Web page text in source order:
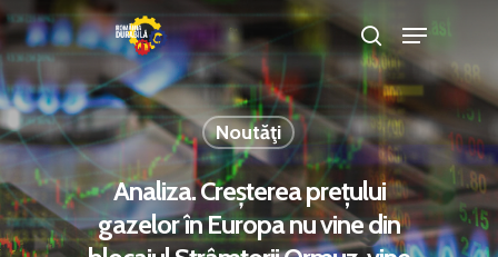
Hit enter to search or ESC to close
Noutăţi
Analiza. Creșterea prețului
gazelor în Europa nu vine din